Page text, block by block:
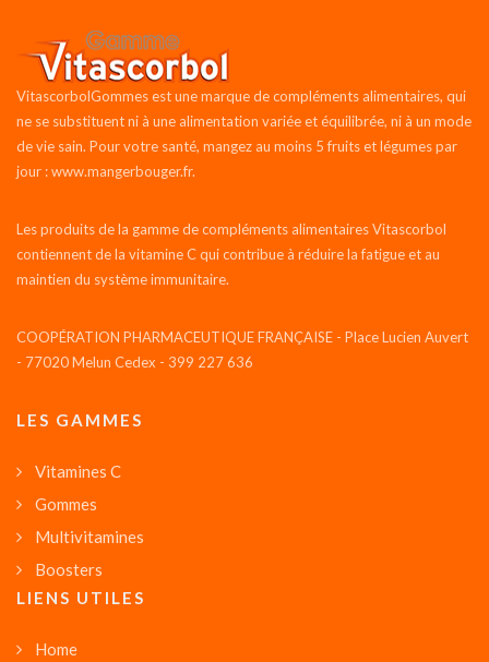
VitascorbolGommes est une marque de compléments alimentaires, qui
ne se substituent ni à une alimentation variée et équilibrée, ni à un mode
de vie sain. Pour votre santé, mangez au moins 5 fruits et légumes par
jour : www.mangerbouger.fr.
Les produits de la gamme de compléments alimentaires Vitascorbol
contiennent de la vitamine C qui contribue à réduire la fatigue et au
maintien du système immunitaire.
COOPÉRATION PHARMACEUTIQUE FRANÇAISE - Place Lucien Auvert
- 77020 Melun Cedex - 399 227 636
LES GAMMES
Vitamines C
Gommes
Multivitamines
Boosters
LIENS UTILES
Home